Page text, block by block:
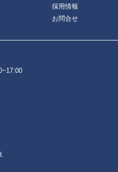
採用情報
お問合せ